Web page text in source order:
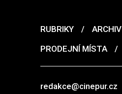
RUBRIKY / ARCHIV
PRODEJNÍ MÍSTA
/
redakce@cinepur.cz